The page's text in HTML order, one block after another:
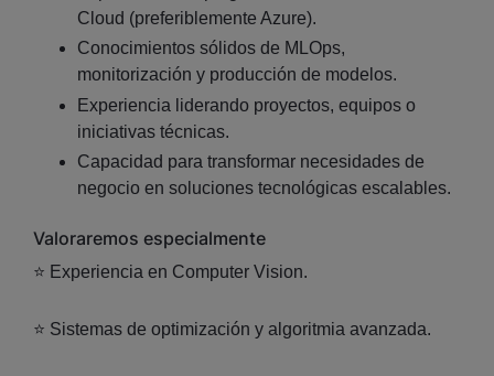
Cloud (preferiblemente Azure).
Conocimientos sólidos de MLOps,
monitorización y producción de modelos.
Experiencia liderando proyectos, equipos o
iniciativas técnicas.
Capacidad para transformar necesidades de
negocio en soluciones tecnológicas escalables.
Valoraremos especialmente
⭐ Experiencia en Computer Vision.
⭐ Sistemas de optimización y algoritmia avanzada.